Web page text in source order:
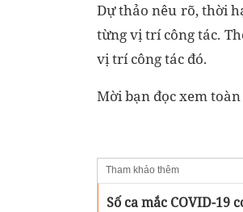
Dự thảo nêu rõ, thời
từng vị trí công tác.
vị trí công tác đó.
Mời bạn đọc xem
Tham khảo thêm
Số ca mắc COVID-19